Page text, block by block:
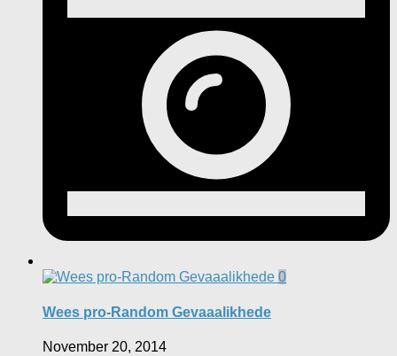
0
Wees pro-Random Gevaaalikhede
November 20, 2014